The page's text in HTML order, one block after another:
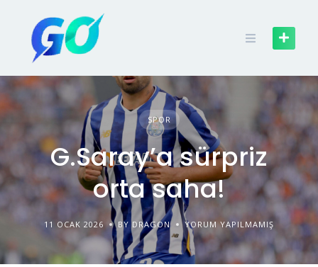
SPOR
G.Saray’a sürpriz
orta saha!
11 OCAK 2026 BY DRAGON YORUM YAPILMAMIŞ